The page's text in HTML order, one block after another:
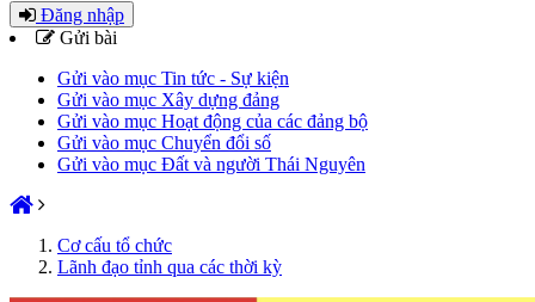
Đăng nhập
Gửi bài
Gửi vào mục Tin tức - Sự kiện
Gửi vào mục Xây dựng đảng
Gửi vào mục Hoạt động của các đảng bộ
Gửi vào mục Chuyển đổi số
Gửi vào mục Đất và người Thái Nguyên
Cơ cấu tổ chức
Lãnh đạo tỉnh qua các thời kỳ